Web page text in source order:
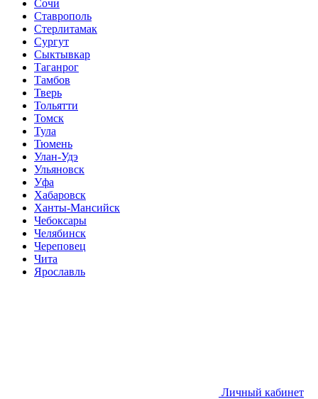
Сочи
Ставрополь
Стерлитамак
Сургут
Сыктывкар
Таганрог
Тамбов
Тверь
Тольятти
Томск
Тула
Тюмень
Улан-Удэ
Ульяновск
Уфа
Хабаровск
Ханты-Мансийск
Чебоксары
Челябинск
Череповец
Чита
Ярославль
Личный кабинет